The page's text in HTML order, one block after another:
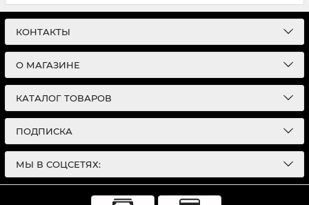
КОНТАКТЫ
О МАГАЗИНЕ
КАТАЛОГ ТОВАРОВ
ПОДПИСКА
МЫ В СОЦСЕТЯХ: